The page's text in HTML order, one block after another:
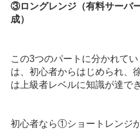
③ロングレンジ（有料サーバ
成）
この3つのパートに分かれて
は、初心者からはじめられ、
は上級者レベルに知識が達で
初心者なら①ショートレンジ